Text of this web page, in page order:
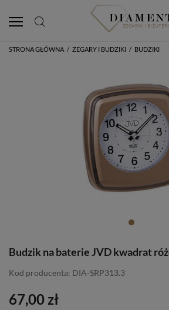
STRONA GŁÓWNA / ZEGARY I BUDZIKI / BUDZIKI
Budzik na baterie JVD kwadrat
Kod producenta: DIA-SRP313.3
67,00 zł